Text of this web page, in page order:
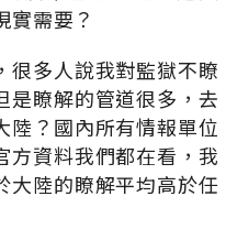
實需要？
很多人說我對監獄不瞭
是瞭解的管道很多，去
陸？國內所有情報單位
方資料我們都在看，我
大陸的瞭解平均高於任